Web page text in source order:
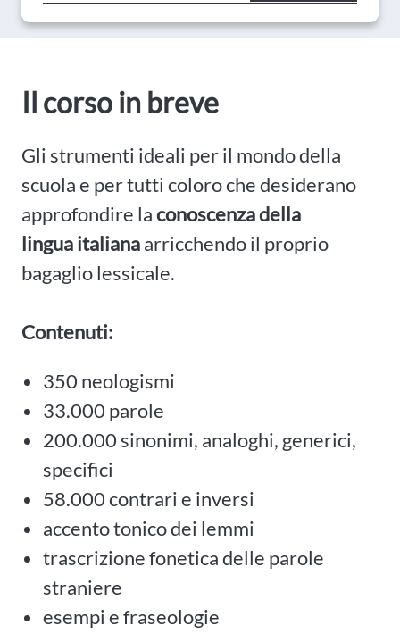
Il corso in breve
Gli strumenti ideali per il mondo della
scuola e per tutti coloro che desiderano
approfondire laconoscenza della
lingua italianaarricchendo il proprio
bagaglio lessicale.
Contenuti:
350 neologismi
33.000 parole
200.000 sinonimi, analoghi, generici,
specifici
58.000 contrari e inversi
accento tonico dei lemmi
trascrizione fonetica delle parole
straniere
esempi e fraseologie